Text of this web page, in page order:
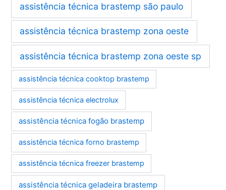
assistência técnica brastemp são paulo
assistência técnica brastemp zona oeste
assistência técnica brastemp zona oeste sp
assistência técnica cooktop brastemp
assistência técnica electrolux
assistência técnica fogão brastemp
assistência técnica forno brastemp
assistência técnica freezer brastemp
assistência técnica geladeira brastemp